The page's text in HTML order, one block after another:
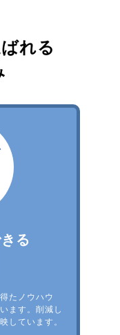
れる
る
たノウハウ
ます。削減し
しています。